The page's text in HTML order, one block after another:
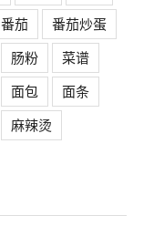
番茄
番茄炒蛋
肠粉
菜谱
面包
面条
麻辣烫